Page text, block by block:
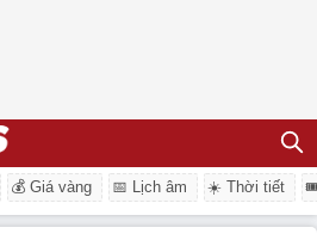
💰 Giá vàng 📅 Lịch âm ☀️ Thời tiết